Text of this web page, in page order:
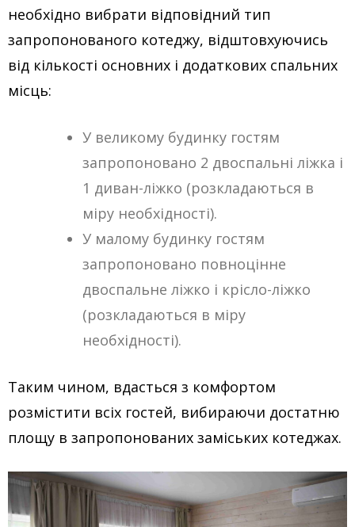
необхідно вибрати відповідний тип
запропонованого котеджу, відштовхуючись
від кількості основних і додаткових спальних
місць:
У великому будинку гостям
запропоновано 2 двоспальні ліжка і
1 диван-ліжко (розкладаються в
міру необхідності).
У малому будинку гостям
запропоновано повноцінне
двоспальне ліжко і крісло-ліжко
(розкладаються в міру
необхідності).
Таким чином, вдасться з комфортом
розмістити всіх гостей, вибираючи достатню
площу в запропонованих заміських котеджах.